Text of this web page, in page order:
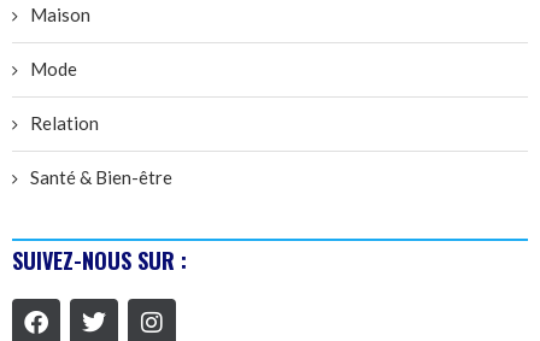
Maison
Mode
Relation
Santé & Bien-être
SUIVEZ-NOUS SUR :